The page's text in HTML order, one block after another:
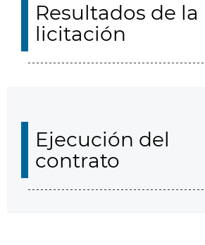
Resultados de la
licitación
Ejecución del
contrato